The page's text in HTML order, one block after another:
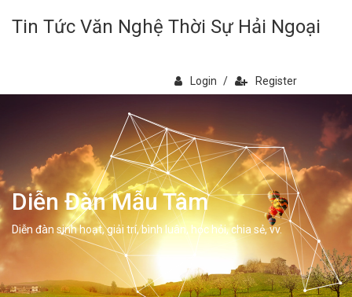
Tin Tức Văn Nghệ Thời Sự Hải Ngoại
Login / Register
Diễn Đàn Mẫu Tâm
Diễn đàn sinh hoạt, giải trí, bình luân, học hỏi, chia sẻ, vv.